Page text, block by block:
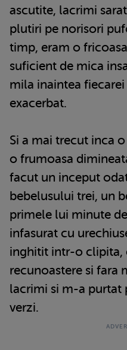
ascutite, lacrimi
plutiri pe norisori
timp, eram o
suficient de mica
mila inaintea
exacerbat.
Si a mai trecut inca
o frumoasa
facut un inceput
bebelusului trei, un
primele lui minute
infasurat cu
inghitit intr-o clipita,
recunoastere si fara
lacrimi si m-a purtat
verzi.